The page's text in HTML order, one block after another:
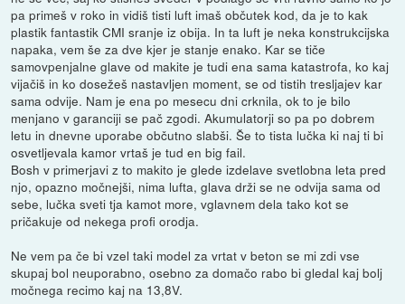
pa primeš v roko in vidiš tisti luft imaš občutek kod, da je to kak
plastik fantastik CMI sranje iz obija. In ta luft je neka konstrukcijska
napaka, vem še za dve kjer je stanje enako. Kar se tiče
samovpenjalne glave od makite je tudi ena sama katastrofa, ko kaj
vijačiš in ko dosežeš nastavljen moment, se od tistih tresljajev kar
sama odvije. Nam je ena po mesecu dni crknila, ok to je bilo
menjano v garanciji se pač zgodi. Akumulatorji so pa po dobrem
letu in dnevne uporabe občutno slabši. Še to tista lučka ki naj ti bi
osvetljevala kamor vrtaš je tud en big fail.
Bosh v primerjavi z to makito je glede izdelave svetlobna leta pred
njo, opazno močnejši, nima lufta, glava drži se ne odvija sama od
sebe, lučka sveti tja kamot more, vglavnem dela tako kot se
pričakuje od nekega profi orodja.
Ne vem pa če bi vzel taki model za vrtat v beton se mi zdi vse
skupaj bol neuporabno, osebno za domačo rabo bi gledal kaj bolj
močnega recimo kaj na 13,8V.